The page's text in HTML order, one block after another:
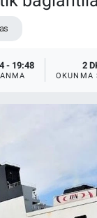
- 19:48 2
OKUNMA